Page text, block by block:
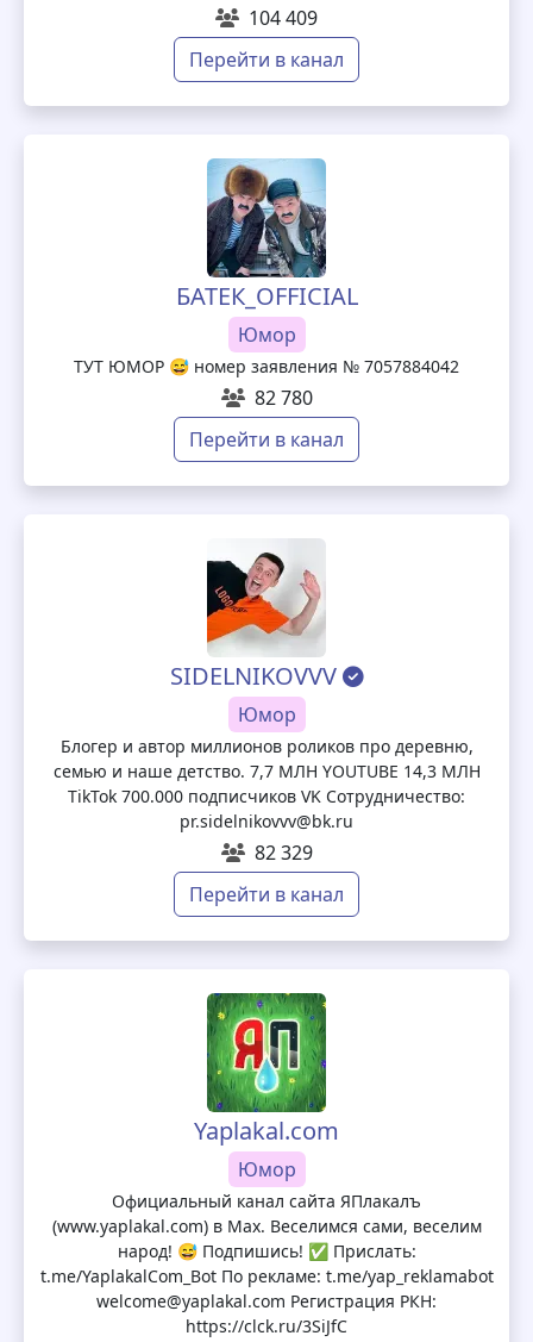
104 409
Перейти в канал
БАТЕК_OFFICIAL
Юмор
ТУТ ЮМОР 😅 номер заявления № 7057884042
82 780
Перейти в канал
SIDELNIKOVVV
Юмор
Блогер и автор миллионов роликов про деревню,
семью и наше детство. 7,7 МЛН YOUTUBE 14,3 МЛН
TikTok 700.000 подписчиков VK Сотрудничество:
pr.sidelnikovvv@bk.ru
82 329
Перейти в канал
Yaplakal.com
Юмор
Официальный канал сайта ЯПлакалъ
(www.yaplakal.com) в Max. Веселимся сами, веселим
народ! 😅 Подпишись! ✅ Прислать:
t.me/YaplakalCom_Bot По рекламе: t.me/yap_reklamabot
welcome@yaplakal.com Регистрация РКН:
https://clck.ru/3SiJfC